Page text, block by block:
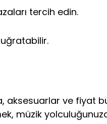
tercih edin.
uğratabilir.
aksesuarlar ve fiyat
müzik